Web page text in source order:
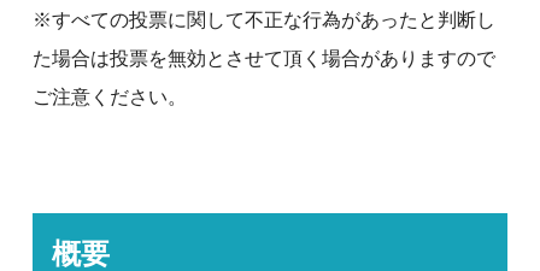
※すべての投票に関して不正な行為があったと判断し
た場合は投票を無効とさせて頂く場合がありますので
ご注意ください。
概要